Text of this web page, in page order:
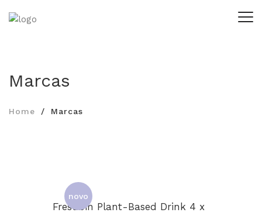
Marcas
Home Marcas
novo
Fresubin Plant-Based Drink 4 x